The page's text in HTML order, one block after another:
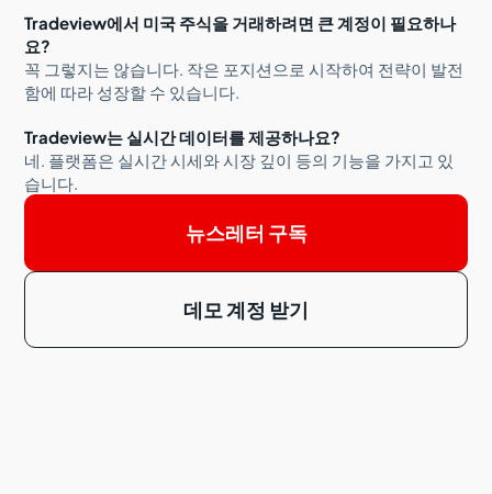
Tradeview에서 미국 주식을 거래하려면 큰 계정이 필요하나
요?
꼭 그렇지는 않습니다. 작은 포지션으로 시작하여 전략이 발전
함에 따라 성장할 수 있습니다.
Tradeview는 실시간 데이터를 제공하나요?
네. 플랫폼은 실시간 시세와 시장 깊이 등의 기능을 가지고 있
습니다.
뉴스레터 구독
데모 계정 받기